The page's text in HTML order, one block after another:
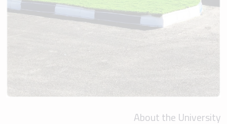
About the University